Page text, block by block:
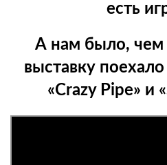
есть
А нам было, чем
выставку
«Crazy Pipe» и